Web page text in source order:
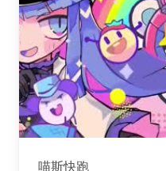
喵斯快跑